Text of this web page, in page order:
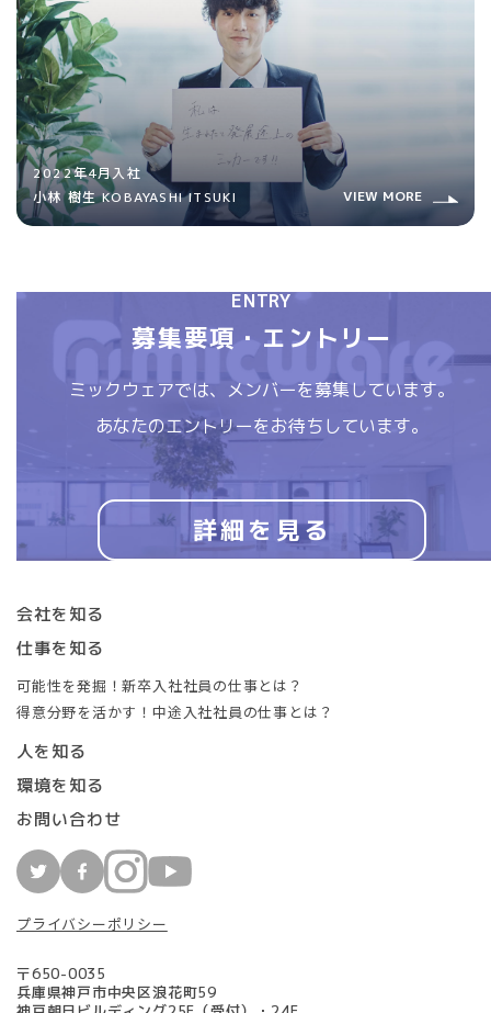
2022年4月入社
小林 樹生 KOBAYASHI ITSUKI
VIEW MORE
ENTRY
募集要項・エントリー
ミックウェアでは、 メンバーを募集しています。
あなたのエントリーをお待ちしています。
詳細を見る
会社を知る
仕事を知る
可能性を発掘！新卒入社社員の仕事とは？
得意分野を活かす！中途入社社員の仕事とは？
人を知る
環境を知る
お問い合わせ
プライバシーポリシー
〒650-0035
兵庫県神戸市中央区浪花町59